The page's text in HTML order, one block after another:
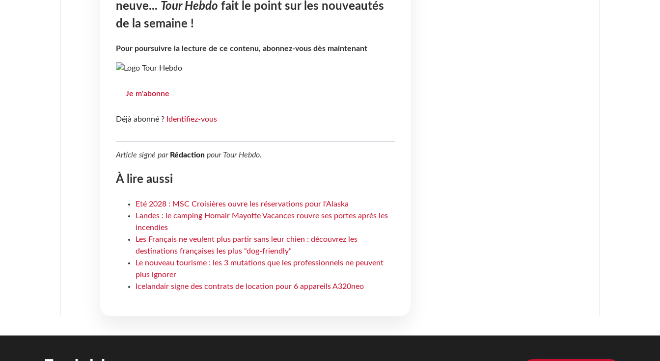
neuve... Tour Hebdo fait le point sur les nouveautés
de la semaine !
Pour poursuivre la lecture de ce contenu, abonnez-vous dès maintenant
Je m'abonne
Déjà abonné ? Identifiez-vous
Article signé par Rédactionpour Tour Hebdo.
À lire aussi
Eté 2028 : MSC Croisières ouvre les réservations pour l'Alaska
Landes : le camping Homair Mayotte Vacances rouvre ses portes après les
incendies
Les Français ne veulent plus partir sans leur chien : découvrez les
destinations françaises les plus “dog-friendly”
Le nouveau tourisme : les 3 mutations que les professionnels ne peuvent
plus ignorer
Icelandair signe des contrats de location pour 6 appareils A320neo